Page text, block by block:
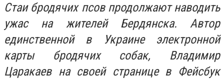
Стаи бродячих псов продолжают наводить
ужас на жителей Бердянска. Автор
единственной в Украине электронной
карты бродячих собак, Владимир
Царакаев на своей странице в Фейсбук